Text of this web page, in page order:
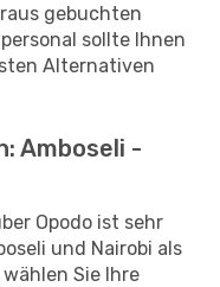
gebuchten
sollte Ihnen
Alternativen
Amboseli -
Opodo ist sehr
und Nairobi als
Sie Ihre